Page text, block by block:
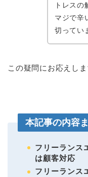
トレスの
マジで辛
切ってい
この疑問にお応えしま
本記事の内容
フリーランス
は顧客対応
フリーランス